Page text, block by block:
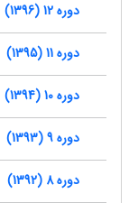
دوره 12 (1396)
دوره 11 (1395)
دوره 10 (1394)
دوره 9 (1393)
دوره 8 (1392)